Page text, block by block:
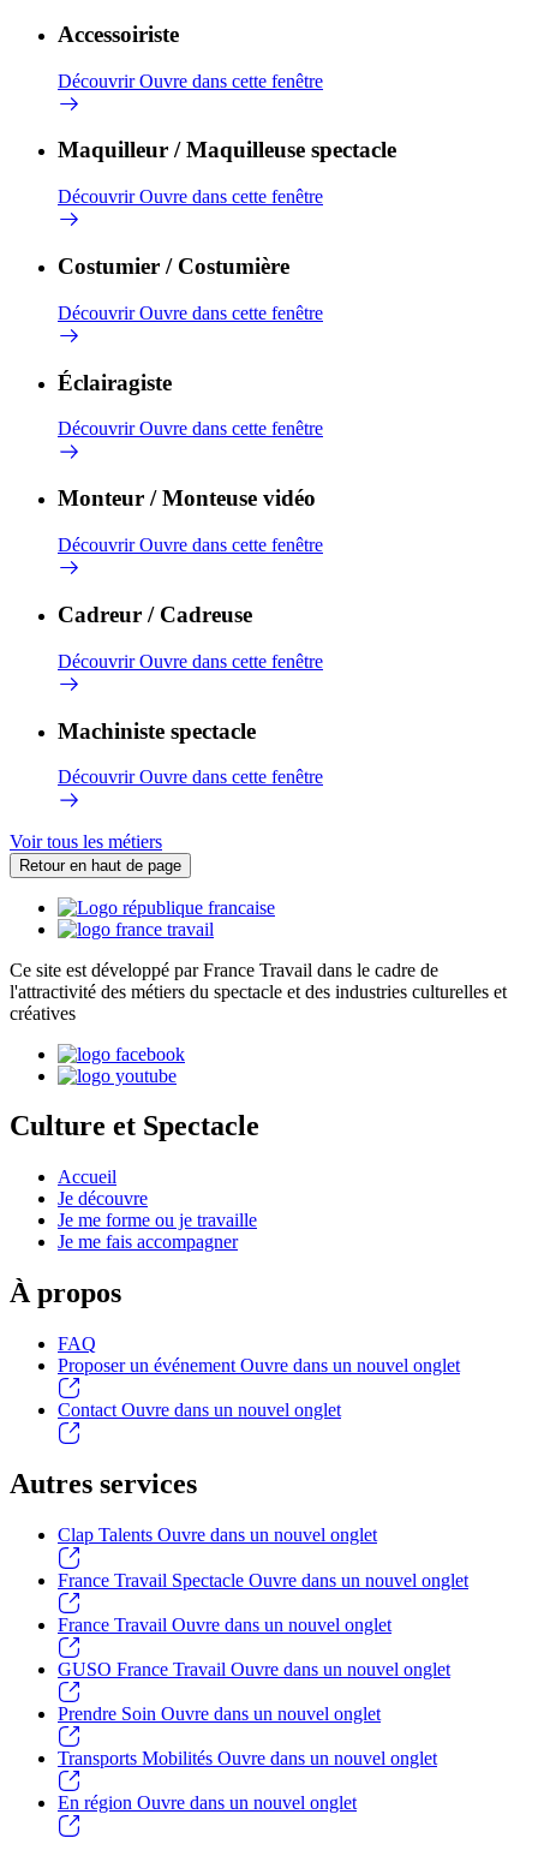
Accessoiriste
DécouvrirOuvre dans cette fenêtre
Maquilleur / Maquilleuse spectacle
DécouvrirOuvre dans cette fenêtre
Costumier / Costumière
DécouvrirOuvre dans cette fenêtre
Éclairagiste
DécouvrirOuvre dans cette fenêtre
Monteur / Monteuse vidéo
DécouvrirOuvre dans cette fenêtre
Cadreur / Cadreuse
DécouvrirOuvre dans cette fenêtre
Machiniste spectacle
DécouvrirOuvre dans cette fenêtre
Voir tous les métiers
Retour en haut de page
Ce site est développé par France Travail dans le cadre de
l'attractivité des métiers du spectacle et des industries culturelles et
créatives
Culture et Spectacle
Accueil
Je découvre
Je me forme ou je travaille
Je me fais accompagner
À propos
FAQ
Proposer un événement Ouvre dans un nouvel onglet
Contact Ouvre dans un nouvel onglet
Autres services
Clap Talents Ouvre dans un nouvel onglet
France Travail Spectacle Ouvre dans un nouvel onglet
France Travail Ouvre dans un nouvel onglet
GUSO France Travail Ouvre dans un nouvel onglet
Prendre Soin Ouvre dans un nouvel onglet
Transports Mobilités Ouvre dans un nouvel onglet
En région Ouvre dans un nouvel onglet